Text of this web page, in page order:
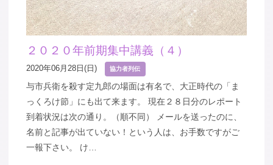
２０２０年前期集中講義（４）
2020年06月28日(日) 協力者列伝
与市兵衛を殺す定九郎の場面は有名で、大正時代の「ま
っくろけ節」にも出て来ます。 現在２８日分のレポート
到着状況は次の通り。（順不同） メールを送ったのに、
名前と記事が出ていない！という人は、お手数ですがご
一報下さい。 け…